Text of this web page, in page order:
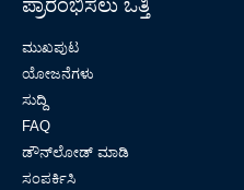
ಪ್ರಾರಂಭಿಸಲು ಒತ್ತಿ
ಮುಖಪುಟ
ಯೋಜನೆಗಳು
ಸುದ್ದಿ
FAQ
ಡೌನ್‌ಲೋಡ್ ಮಾಡಿ
ಸಂಪರ್ಕಿಸಿ